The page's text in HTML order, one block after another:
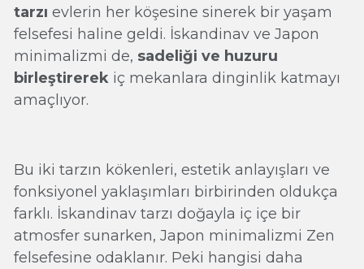
tarzı evlerin her köşesine sinerek bir yaşam
felsefesi haline geldi. İskandinav ve Japon
minimalizmi de, sadeliği ve huzuru
birleştirerek iç mekanlara dinginlik katmayı
amaçlıyor.
Bu iki tarzın kökenleri, estetik anlayışları ve
fonksiyonel yaklaşımları birbirinden oldukça
farklı. İskandinav tarzı doğayla iç içe bir
atmosfer sunarken, Japon minimalizmi Zen
felsefesine odaklanır. Peki hangisi daha